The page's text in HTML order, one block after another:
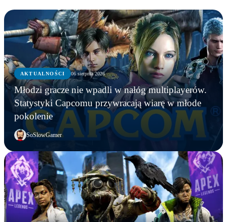
AKTUALNOŚCI 06 sierpnia 2026
Młodzi gracze nie wpadli w nałóg multiplayerów.
Statystyki Capcomu przywracają wiarę w młode
pokolenie
SoSlowGamer